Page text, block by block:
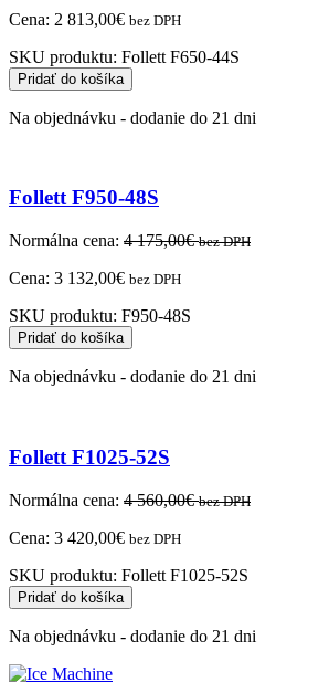
Cena: 2 813,00€ bez DPH
SKU produktu: Follett F650-44S
Pridať do košíka
Na objednávku - dodanie do 21 dni
Follett F950-48S
Normálna cena: 4 175,00€ bez DPH
Cena: 3 132,00€ bez DPH
SKU produktu: F950-48S
Pridať do košíka
Na objednávku - dodanie do 21 dni
Follett F1025-52S
Normálna cena: 4 560,00€ bez DPH
Cena: 3 420,00€ bez DPH
SKU produktu: Follett F1025-52S
Pridať do košíka
Na objednávku - dodanie do 21 dni